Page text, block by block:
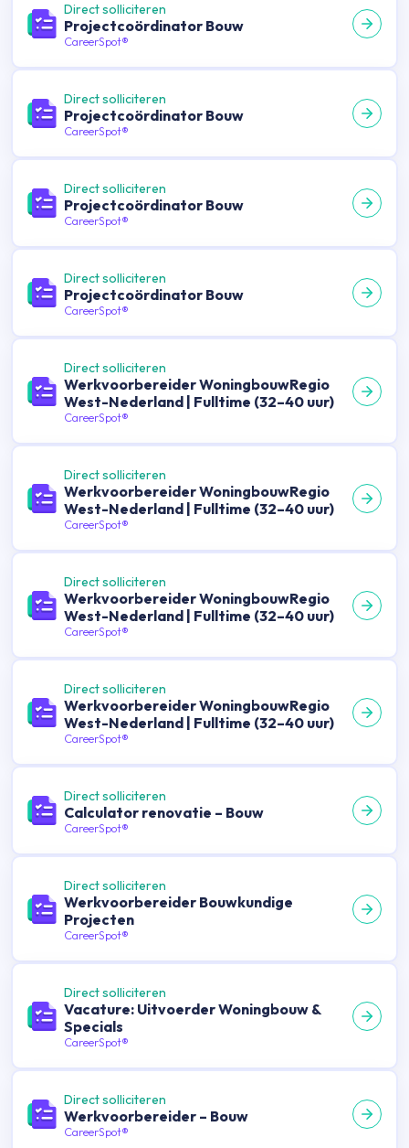
Direct solliciteren
Projectcoördinator Bouw
CareerSpot®
Direct solliciteren
Projectcoördinator Bouw
CareerSpot®
Direct solliciteren
Projectcoördinator Bouw
CareerSpot®
Direct solliciteren
Projectcoördinator Bouw
CareerSpot®
Direct solliciteren
Werkvoorbereider WoningbouwRegio
West-Nederland | Fulltime (32–40 uur)
CareerSpot®
Direct solliciteren
Werkvoorbereider WoningbouwRegio
West-Nederland | Fulltime (32–40 uur)
CareerSpot®
Direct solliciteren
Werkvoorbereider WoningbouwRegio
West-Nederland | Fulltime (32–40 uur)
CareerSpot®
Direct solliciteren
Werkvoorbereider WoningbouwRegio
West-Nederland | Fulltime (32–40 uur)
CareerSpot®
Direct solliciteren
Calculator renovatie – Bouw
CareerSpot®
Direct solliciteren
Werkvoorbereider Bouwkundige
Projecten
CareerSpot®
Direct solliciteren
Vacature: Uitvoerder Woningbouw &
Specials
CareerSpot®
Direct solliciteren
Werkvoorbereider – Bouw
CareerSpot®